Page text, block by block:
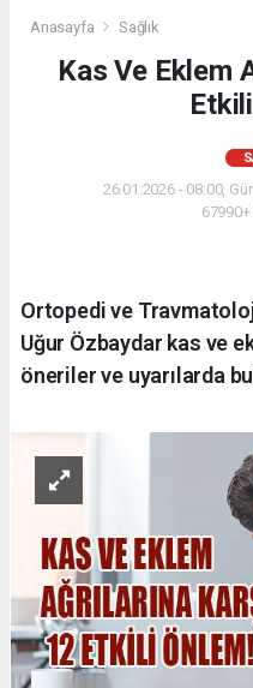
Anasayfa Sağlık
Kas Ve Eklem
26.01.2026 - 08:00,
Ortopedi ve
Uğur Özbaydar kas ve
öneriler ve uyarılarda